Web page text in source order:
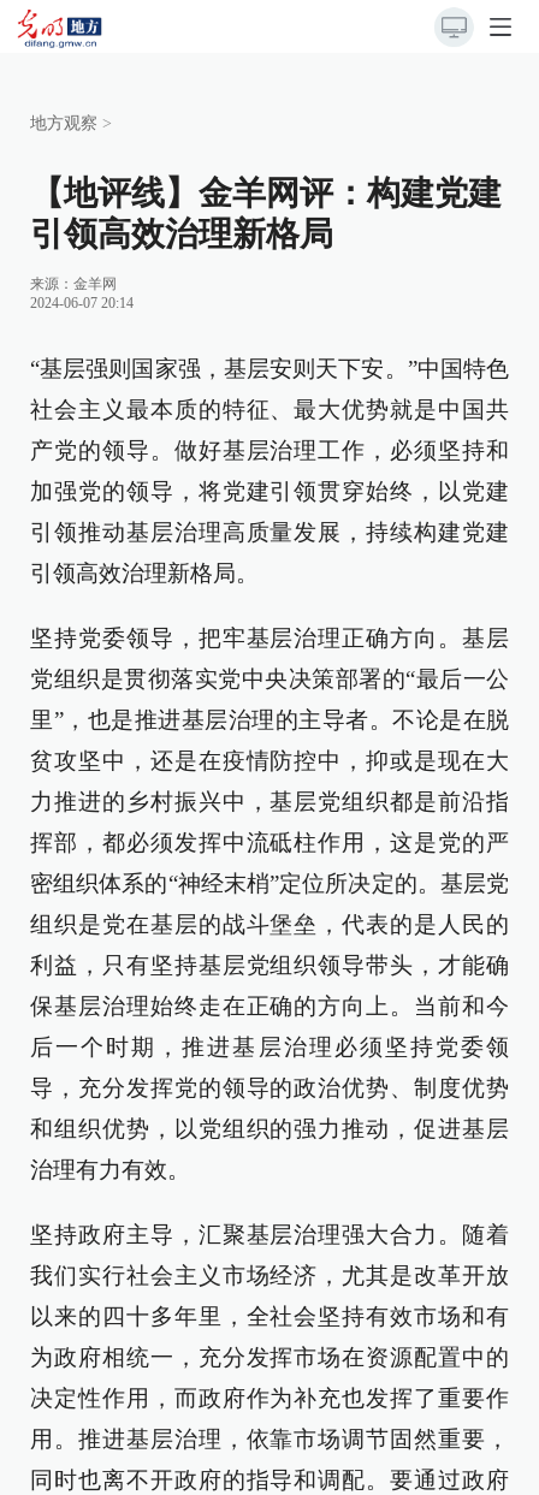
地方观察 >
【地评线】金羊网评：构建党建
引领高效治理新格局
来源： 金羊网
2024-06-07 20:14
“基层强则国家强，基层安则天下安。”中国特色
社会主义最本质的特征、最大优势就是中国共
产党的领导。做好基层治理工作，必须坚持和
加强党的领导，将党建引领贯穿始终，以党建
引领推动基层治理高质量发展，持续构建党建
引领高效治理新格局。
坚持党委领导，把牢基层治理正确方向。基层
党组织是贯彻落实党中央决策部署的“最后一公
里”，也是推进基层治理的主导者。不论是在脱
贫攻坚中，还是在疫情防控中，抑或是现在大
力推进的乡村振兴中，基层党组织都是前沿指
挥部，都必须发挥中流砥柱作用，这是党的严
密组织体系的“神经末梢”定位所决定的。基层党
组织是党在基层的战斗堡垒，代表的是人民的
利益，只有坚持基层党组织领导带头，才能确
保基层治理始终走在正确的方向上。当前和今
后一个时期，推进基层治理必须坚持党委领
导，充分发挥党的领导的政治优势、制度优势
和组织优势，以党组织的强力推动，促进基层
治理有力有效。
坚持政府主导，汇聚基层治理强大合力。随着
我们实行社会主义市场经济，尤其是改革开放
以来的四十多年里，全社会坚持有效市场和有
为政府相统一，充分发挥市场在资源配置中的
决定性作用，而政府作为补充也发挥了重要作
用。推进基层治理，依靠市场调节固然重要，
同时也离不开政府的指导和调配。要通过政府